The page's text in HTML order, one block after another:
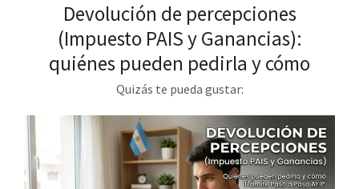
Devolución de percepciones
(Impuesto PAIS y Ganancias):
quiénes pueden pedirla y cómo
Quizás te pueda gustar: